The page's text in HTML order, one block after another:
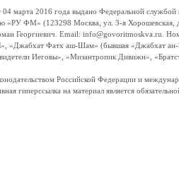
2016 года выдано Федеральной службой
«РУ ФМ» (123298 Москва, ул. 3-я
Георгиевич. Email: info@govoritmoskva.ru.
«Джабхат Фатх аш-Шам» (бывшая «Джабхат
Иеговы», «Мизантропик Дивижн»,
Российской Федерации и
гиперссылка на материал является